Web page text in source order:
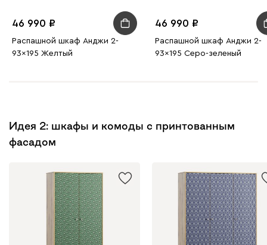
46 990
Распашной шкаф Анджи 2-
93x195 Желтый
46 990
Распашной шкаф Анджи 2-
93x195 Серо-зеленый
Идея 2: шкафы и комоды с принтованным
фасадом